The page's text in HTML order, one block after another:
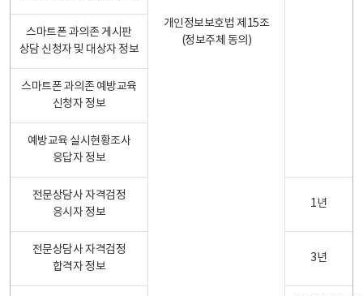
개인정보보호법 제15조
(정보주체 동의)
스마트폰 과의존 게시판
상담 신청자 및 대상자 정보
스마트폰 과의존 예방교육
신청자 정보
예방교육 실시현황조사
응답자 정보
전문상담사 자격검정
응시자 정보
1년
전문상담사 자격검정
합격자 정보
3년